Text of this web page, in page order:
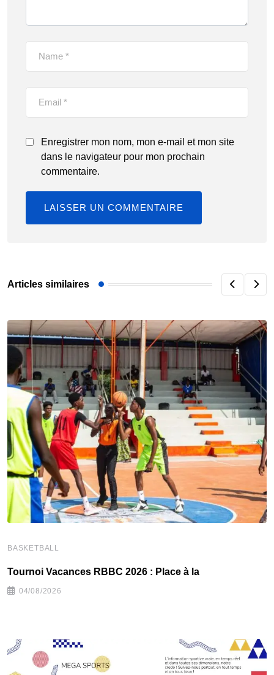
Enregistrer mon nom, mon e-mail et mon site
dans le navigateur pour mon prochain
commentaire.
Articles similaires
BASKETBALL
Tournoi Vacances RBBC 2026 : Place à la
04/08/2026